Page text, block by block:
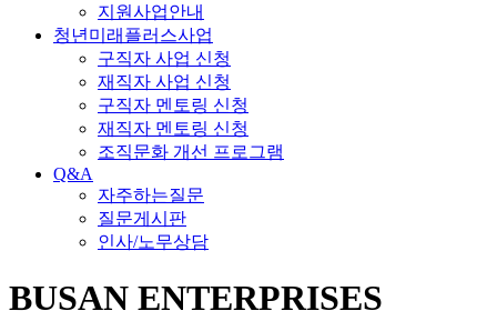
지원사업안내
청년미래플러스사업
구직자 사업 신청
재직자 사업 신청
구직자 멘토링 신청
재직자 멘토링 신청
조직문화 개선 프로그램
Q&A
자주하는질문
질문게시판
인사/노무상담
BUSAN ENTERPRISES